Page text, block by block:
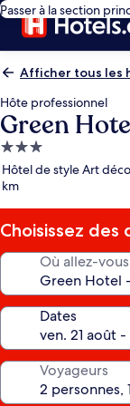
Passer à la section
Afficher tous les
Hôte professionnel
Green
Hébergement
3.0 étoiles
Hôtel de style Art
km
Choisissez des
Où allez-
Dates
Voyageurs